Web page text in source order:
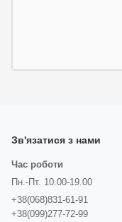
Зв'язатися з нами
Час роботи
Пн.-Пт. 10.00-19.00
+38(068)831-61-91
+38(099)277-72-99